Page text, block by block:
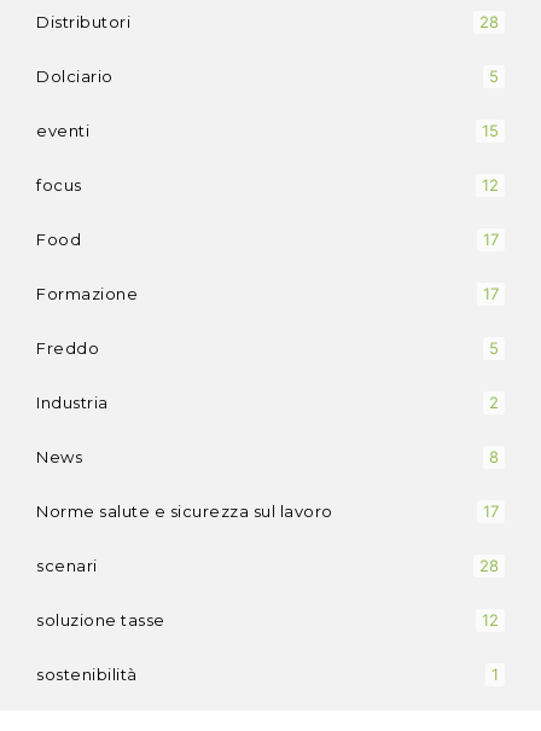
Distributori 28
Dolciario 5
eventi 15
focus 12
Food 17
Formazione 17
Freddo 5
Industria 2
News 8
Norme salute e sicurezza sul lavoro 17
scenari 28
soluzione tasse 12
sostenibilità 1